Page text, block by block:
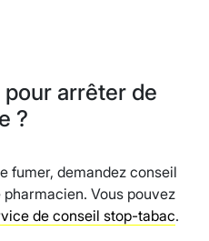
arrêter de
?
fumer, demandez conseil
Vous pouvez
de conseil stop-tabac.